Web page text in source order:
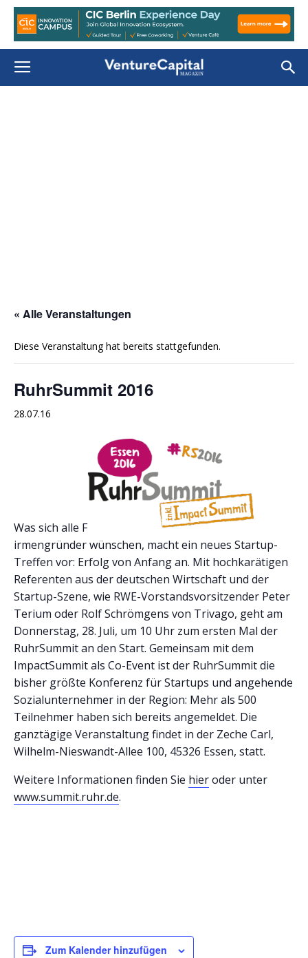
« Alle Veranstaltungen
Diese Veranstaltung hat bereits stattgefunden.
RuhrSummit 2016
28.07.16
Was sich alle F
irmengründer wünschen, macht ein neues Startup-
Treffen vor: Erfolg von Anfang an. Mit hochkarätigen
Referenten aus der deutschen Wirtschaft und der
Startup-Szene, wie RWE-Vorstandsvorsitzender Peter
Terium oder Rolf Schrömgens von Trivago, geht am
Donnerstag, 28. Juli, um 10 Uhr zum ersten Mal der
RuhrSummit an den Start. Gemeinsam mit dem
ImpactSummit als Co-Event ist der RuhrSummit die
bisher größte Konferenz für Startups und angehende
Sozialunternehmer in der Region: Mehr als 500
Teilnehmer haben sich bereits angemeldet. Die
ganztägige Veranstaltung findet in der Zeche Carl,
Wilhelm-Nieswandt-Allee 100, 45326 Essen, statt.
Weitere Informationen finden Sie hieroder unter
www.summit.ruhr.de.
Zum Kalender hinzufügen